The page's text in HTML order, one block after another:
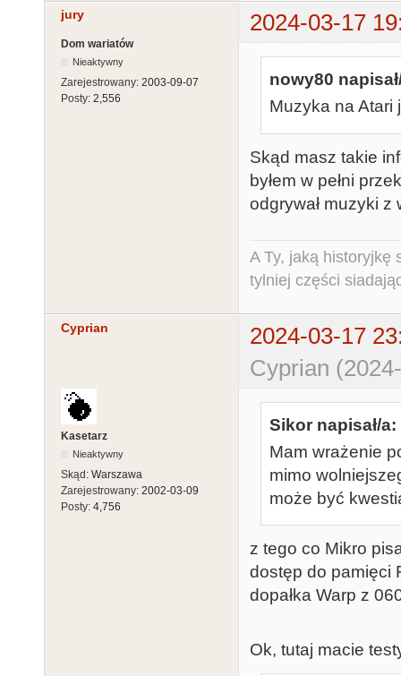
jury 2024-03-17
Dom wariatów
Nieaktywny
Zarejestrowany: 2003-09-07
Posty: 2,556
nowy80
Muzyka na Atari
Skąd masz takie
byłem w pełni
odgrywał muzyki z
A Ty, jaką historyjkę
tylniej części
Cyprian
2024-03-17
Cyprian
Kasetarz
Nieaktywny
Skąd: Warszawa
Zarejestrowany: 2002-03-09
Posty: 4,756
Sikor napisał/a:
Mam wrażenie
mimo
może być
z tego co Mikro
dostęp do pamięci
dopałka Warp z
Ok, tutaj macie